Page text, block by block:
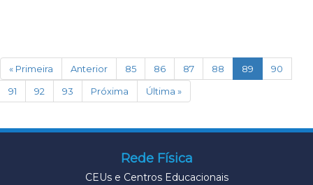
« Primeira Anterior 85 86 87 88 89 (current)
90
91
92 93 Próxima Última »
Rede Física
CEUs e Centros Educacionais